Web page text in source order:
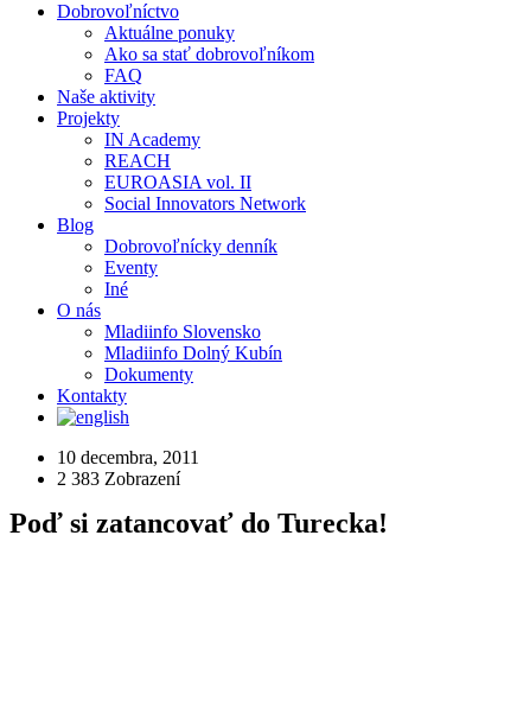
Dobrovoľníctvo
Aktuálne ponuky
Ako sa stať dobrovoľníkom
FAQ
Naše aktivity
Projekty
IN Academy
REACH
EUROASIA vol. II
Social Innovators Network
Blog
Dobrovoľnícky denník
Eventy
Iné
O nás
Mladiinfo Slovensko
Mladiinfo Dolný Kubín
Dokumenty
Kontakty
10 decembra, 2011
2 383 Zobrazení
Poď si zatancovať do Turecka!